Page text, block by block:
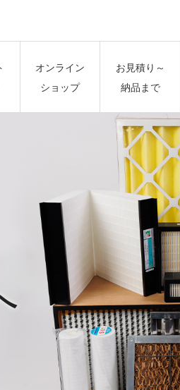
オンライン
ショップ
お見積り～
納品まで